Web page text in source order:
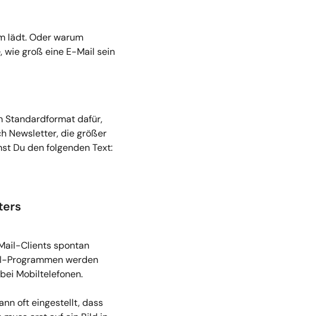
lädt. Oder warum
wie groß eine E-Mail sein
Standardformat dafür,
Newsletter, die größer
Du den folgenden Text:
Clients spontan
Programmen werden
Mobiltelefonen.
oft eingestellt, dass